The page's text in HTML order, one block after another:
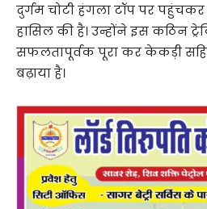
दुर्गम चोटी हंगला टॉप पर
हासिल की है। उन्होंने इस कठिन
सफलतापूर्वक पूरा कर केकड़ी
बढ़ाया है।